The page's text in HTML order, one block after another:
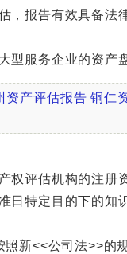
报告有效具备法
服务企业的资产
资产评估报告 铜仁
评估机构的注册
特定目的下的知
<<公司法>>的规